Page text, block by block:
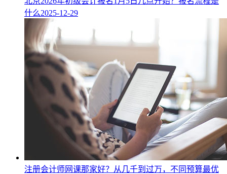
什么2025-12-29
注册会计师网课那家好？从几千到过万，不同预算最优